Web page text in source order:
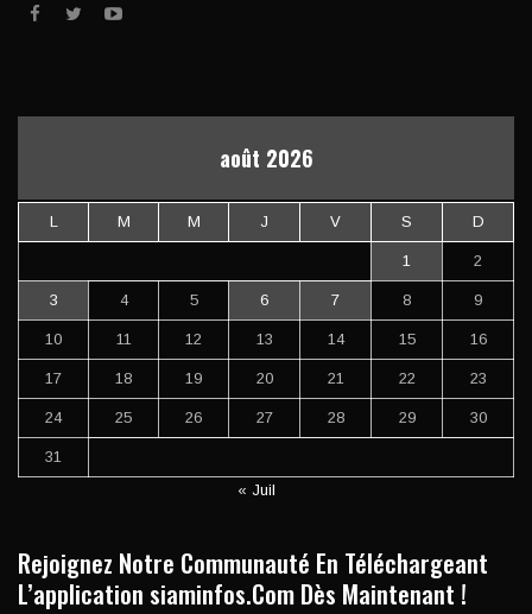
août 2026
L M M J V S D
1 2
3 4 5 6 7 8 9
10 11 12 13 14 15 16
17 18 19 20 21 22 23
24 25 26 27 28 29 30
31
« Juil
Rejoignez Notre Communauté En Téléchargeant
L’application siaminfos.Com Dès Maintenant !